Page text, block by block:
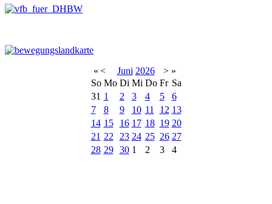
« < Juni 2026 > »
So Mo Di Mi Do Fr Sa
31 1 2 3 4 5
6
7
8 9 10 11 12 13
14 15 16 17 18 19 20
21 22 23 24 25 26 27
28 29 30 1 2 3 4